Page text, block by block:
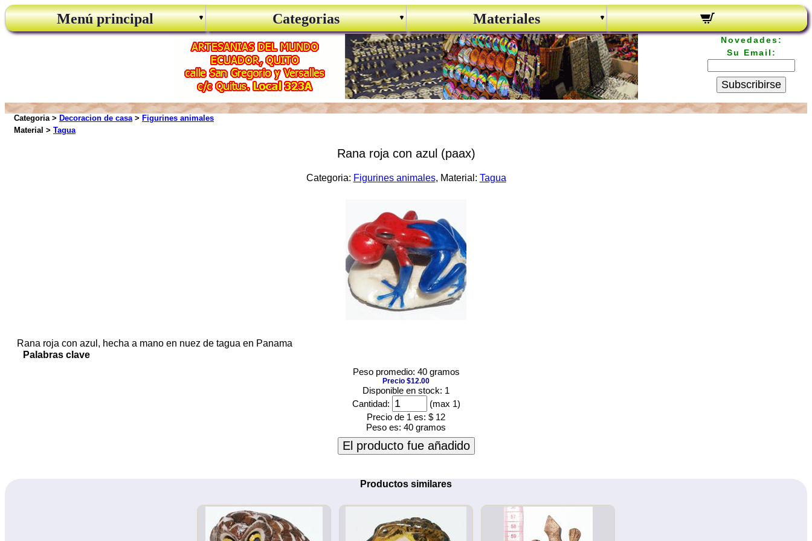
Menú principal Categorias Materiales
Novedades:
Su Email:
Subscribirse
Categoria > Decoracion de casa> Figurines animales
Material > Tagua
Rana roja con azul (paax)
Categoria: Figurines animales, Material: Tagua
Rana roja con azul, hecha a mano en nuez de tagua en Panama
Palabras clave
Peso promedio: 40 gramos
Precio $12.00
Disponible en stock: 1
Cantidad:
(max 1)
Precio de 1 es: $ 12
Peso es: 40 gramos
El producto fue añadido
Productos similares